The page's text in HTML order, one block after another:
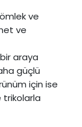
ve
ve
araya
güçlü
için ise
trikolarla